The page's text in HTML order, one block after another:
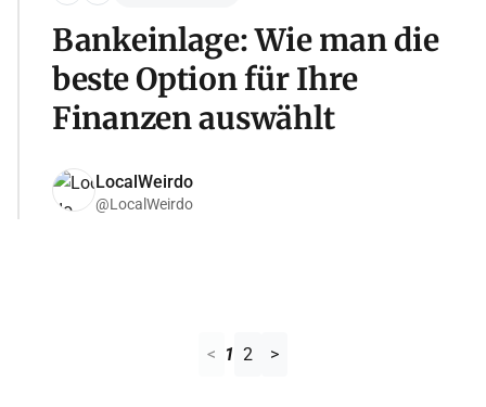
Bankeinlage: Wie man die
beste Option für Ihre
Finanzen auswählt
LocalWeirdo
@LocalWeirdo
< 1 2 >